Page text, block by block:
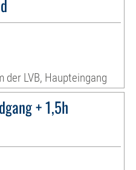
LVB, Haupteingang
+ 1,5h